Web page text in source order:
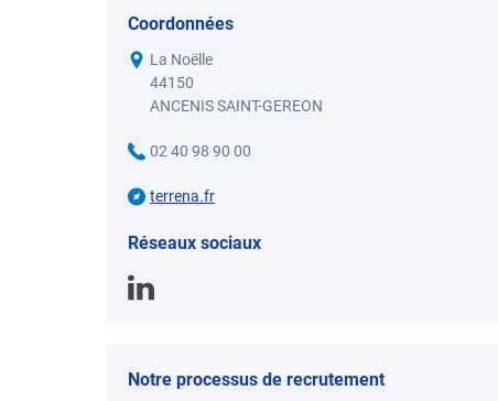
Coordonnées
La Noëlle
44150
ANCENIS SAINT-GEREON
02 40 98 90 00
terrena.fr
Réseaux sociaux
Notre processus de recrutement